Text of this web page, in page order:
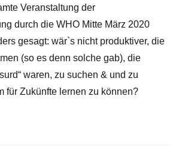
Veranstaltung der
durch die WHO Mitte März 2020
gesagt: wär`s nicht produktiver, die
(so es denn solche gab), die
waren, zu suchen & und zu
für Zukünfte lernen zu können?